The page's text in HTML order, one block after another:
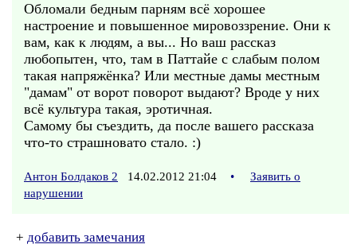
Обломали бедным парням всё хорошее
настроение и повышенное мировоззрение. Они к
вам, как к людям, а вы... Но ваш рассказ
любопытен, что, там в Паттайе с слабым полом
такая напряжёнка? Или местные дамы местным
"дамам" от ворот поворот выдают? Вроде у них
всё культура такая, эротичная.
Самому бы съездить, да после вашего рассказа
что-то страшновато стало. :)
Антон Болдаков 2 14.02.2012 21:04 •
Заявить о
нарушении
+ добавить замечания